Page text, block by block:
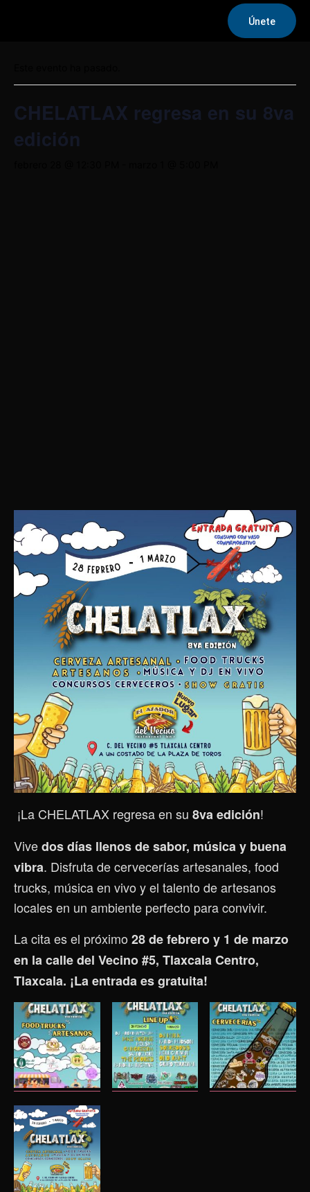
Únete
CHELATLAX regresa en su 8va
edición
¡La CHELATLAX regresa en su 8va edición!
Vivedos días llenos de sabor, música y buena
vibra. Disfruta de cervecerías artesanales, food
trucks, música en vivo y el talento de artesanos
locales en un ambiente perfecto para convivir.
La cita es el próximo 28 de febrero y 1 de marzo
en la calledel Vecino #5, Tlaxcala Centro,
Tlaxcala. ¡La entrada es gratuita!